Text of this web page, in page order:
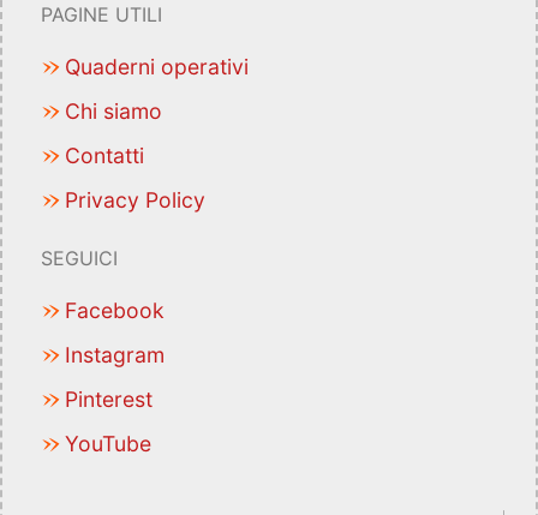
PAGINE UTILI
Quaderni operativi
Chi siamo
Contatti
Privacy Policy
SEGUICI
Facebook
Instagram
Pinterest
YouTube